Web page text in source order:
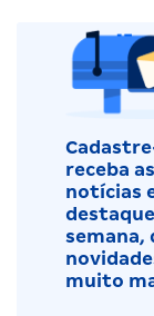
receba as
notícias
semana,
muito